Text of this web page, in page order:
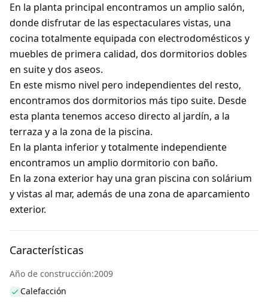
En la planta principal encontramos un amplio salón,
donde disfrutar de las espectaculares vistas, una
cocina totalmente equipada con electrodomésticos y
muebles de primera calidad, dos dormitorios dobles
en suite y dos aseos.
En este mismo nivel pero independientes del resto,
encontramos dos dormitorios más tipo suite. Desde
esta planta tenemos acceso directo al jardín, a la
terraza y a la zona de la piscina.
En la planta inferior y totalmente independiente
encontramos un amplio dormitorio con baño.
En la zona exterior hay una gran piscina con solárium
y vistas al mar, además de una zona de aparcamiento
exterior.
Características
Año de construcción:2009
Calefacción